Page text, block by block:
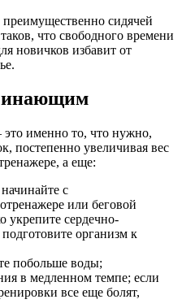
сидячей
что свободного време­ни
новичков избавит от
именно то, что нужно,
постепенно увеличивая вес
а еще:
с
или беговой
укрепите сер­дечно-
организм к
побольше воды;
в медленном темпе; если
все еще болят,